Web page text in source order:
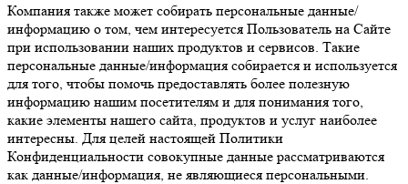
Компания также может собирать персональные данные/
информацию о том, чем интересуется Пользователь на Сайте
при использовании наших продуктов и сервисов. Такие
персональные данные/информация собирается и используется
для того, чтобы помочь предоставлять более полезную
информацию нашим посетителям и для понимания того,
какие элементы нашего сайта, продуктов и услуг наиболее
интересны. Для целей настоящей Политики
Конфиденциальности совокупные данные рассматриваются
как данные/информация, не являющиеся персональными.